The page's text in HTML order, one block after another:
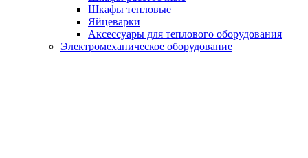
Шкафы тепловые
Яйцеварки
Аксессуары для теплового оборудования
Электромеханическое оборудование